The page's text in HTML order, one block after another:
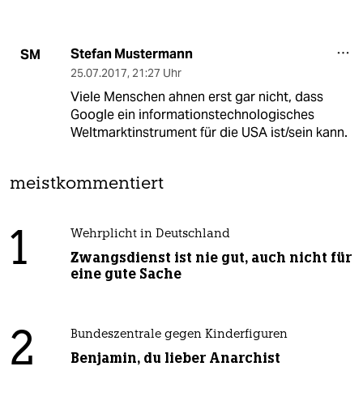
SM Stefan Mustermann
25.07.2017, 21:27 Uhr
Viele Menschen ahnen erst gar nicht, dass
Google ein informationstechnologisches
Weltmarktinstrument für die USA ist/sein kann.
meistkommentiert
1 Wehrplicht in Deutschland
Zwangsdienst ist nie gut, auch nicht für
eine gute Sache
2 Bundeszentrale gegen Kinderfiguren
Benjamin, du lieber Anarchist